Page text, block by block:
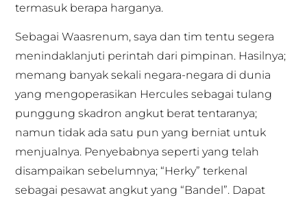
termasuk berapa harganya.
Sebagai Waasrenum, saya dan tim tentu segera
menindaklanjuti perintah dari pimpinan. Hasilnya;
memang banyak sekali negara-negara di dunia
yang mengoperasikan Hercules sebagai tulang
punggung skadron angkut berat tentaranya;
namun tidak ada satu pun yang berniat untuk
menjualnya. Penyebabnya seperti yang telah
disampaikan sebelumnya; “Herky” terkenal
sebagai pesawat angkut yang “Bandel”. Dapat